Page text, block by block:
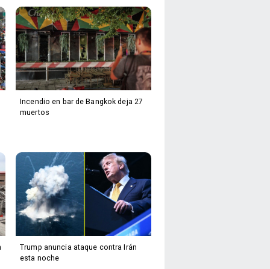
Incendio en bar de Bangkok deja 27
muertos
Trump anuncia ataque contra Irán
esta noche